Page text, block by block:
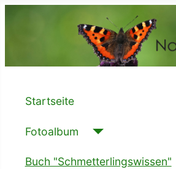
Startseite
Fotoalbum
Buch "Schmetterlingswissen"